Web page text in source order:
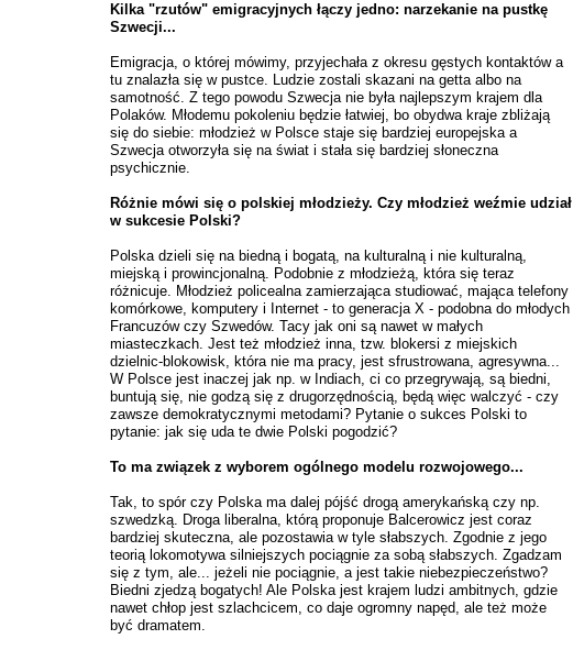
Kilka "rzutów" emigracyjnych łączy jedno: narzekanie na pustkę
Szwecji...
Emigracja, o której mówimy, przyjechała z okresu gęstych kontaktów a
tu znalazła się w pustce. Ludzie zostali skazani na getta albo na
samotność. Z tego powodu Szwecja nie była najlepszym krajem dla
Polaków. Młodemu pokoleniu będzie łatwiej, bo obydwa kraje zbliżają
się do siebie: młodzież w Polsce staje się bardziej europejska a
Szwecja otworzyła się na świat i stała się bardziej słoneczna
psychicznie.
Różnie mówi się o polskiej młodzieży. Czy młodzież weźmie udział
w sukcesie Polski?
Polska dzieli się na biedną i bogatą, na kulturalną i nie kulturalną,
miejską i prowincjonalną. Podobnie z młodzieżą, która się teraz
różnicuje. Młodzież policealna zamierzająca studiować, mająca telefony
komórkowe, komputery i Internet - to generacja X - podobna do młodych
Francuzów czy Szwedów. Tacy jak oni są nawet w małych
miasteczkach. Jest też młodzież inna, tzw. blokersi z miejskich
dzielnic-blokowisk, która nie ma pracy, jest sfrustrowana, agresywna...
W Polsce jest inaczej jak np. w Indiach, ci co przegrywają, są biedni,
buntują się, nie godzą się z drugorzędnością, będą więc walczyć - czy
zawsze demokratycznymi metodami? Pytanie o sukces Polski to
pytanie: jak się uda te dwie Polski pogodzić?
To ma związek z wyborem ogólnego modelu rozwojowego...
Tak, to spór czy Polska ma dalej pójść drogą amerykańską czy np.
szwedzką. Droga liberalna, którą proponuje Balcerowicz jest coraz
bardziej skuteczna, ale pozostawia w tyle słabszych. Zgodnie z jego
teorią lokomotywa silniejszych pociągnie za sobą słabszych. Zgadzam
się z tym, ale... jeżeli nie pociągnie, a jest takie niebezpieczeństwo?
Biedni zjedzą bogatych! Ale Polska jest krajem ludzi ambitnych, gdzie
nawet chłop jest szlachcicem, co daje ogromny napęd, ale też może
być dramatem.